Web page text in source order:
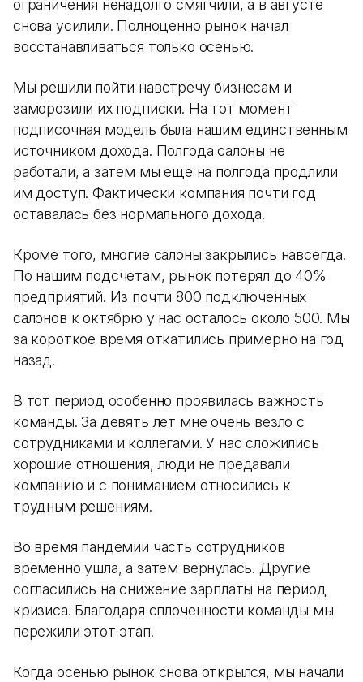
ограничения ненадолго смягчили, а в августе
снова усилили. Полноценно рынок начал
восстанавливаться только осенью.
Мы решили пойти навстречу бизнесам и
заморозили их подписки. На тот момент
подписочная модель была нашим единственным
источником дохода. Полгода салоны не
работали, а затем мы еще на полгода продлили
им доступ. Фактически компания почти год
оставалась без нормального дохода.
Кроме того, многие салоны закрылись навсегда.
По нашим подсчетам, рынок потерял до 40%
предприятий. Из почти 800 подключенных
салонов к октябрю у нас осталось около 500. Мы
за короткое время откатились примерно на год
назад.
В тот период особенно проявилась важность
команды. За девять лет мне очень везло с
сотрудниками и коллегами. У нас сложились
хорошие отношения, люди не предавали
компанию и с пониманием относились к
трудным решениям.
Во время пандемии часть сотрудников
временно ушла, а затем вернулась. Другие
согласились на снижение зарплаты на период
кризиса. Благодаря сплоченности команды мы
пережили этот этап.
Когда осенью рынок снова открылся, мы начали